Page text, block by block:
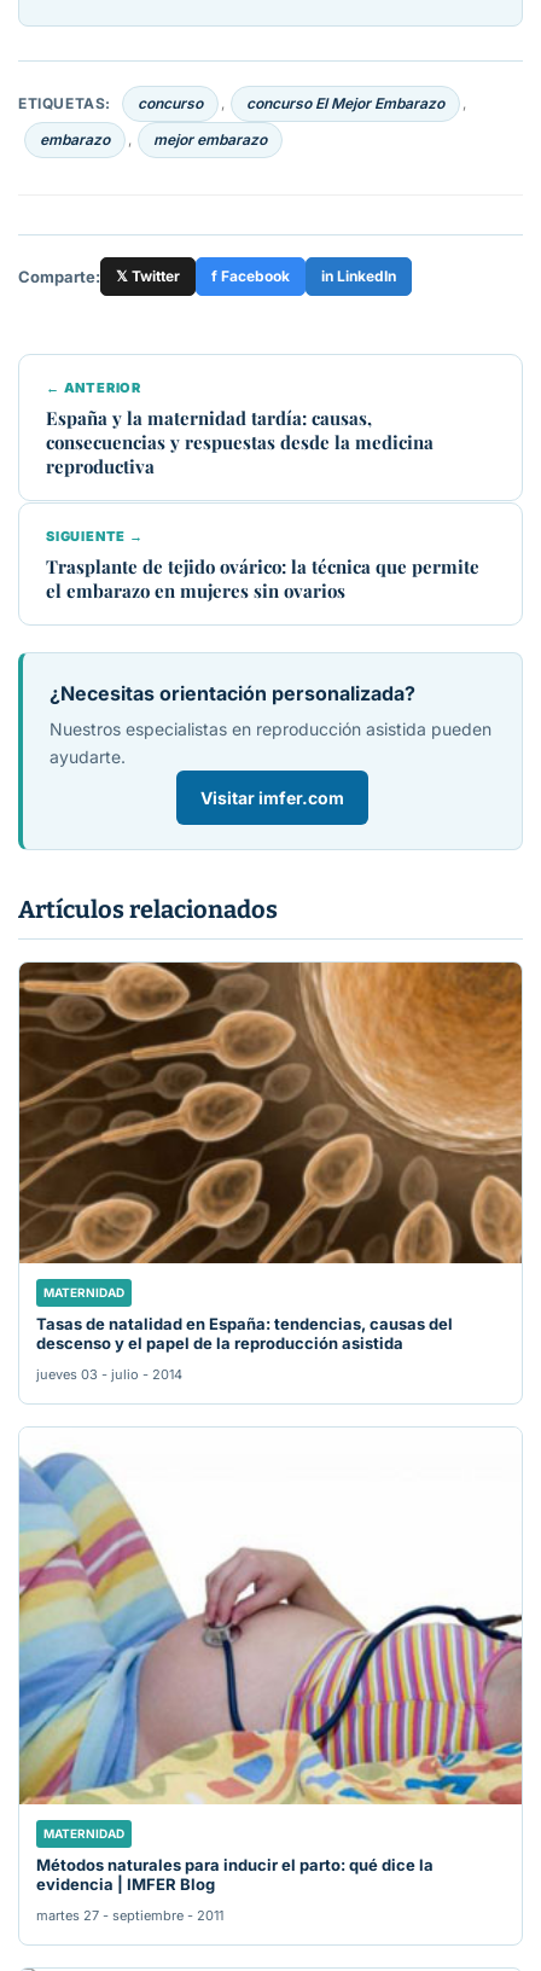
ETIQUETAS: concurso , concurso El Mejor Embarazo ,
embarazo , mejor embarazo
Comparte: 𝕏 Twitter f Facebook in LinkedIn
← ANTERIOR
España y la maternidad tardía: causas,
consecuencias y respuestas desde la medicina
reproductiva
SIGUIENTE →
Trasplante de tejido ovárico: la técnica que permite
el embarazo en mujeres sin ovarios
¿Necesitas orientación personalizada?
Nuestros especialistas en reproducción asistida pueden
ayudarte.
Visitar imfer.com
Artículos relacionados
MATERNIDAD
Tasas de natalidad en España: tendencias, causas del
descenso y el papel de la reproducción asistida
jueves 03 - julio - 2014
MATERNIDAD
Métodos naturales para inducir el parto: qué dice la
evidencia | IMFER Blog
martes 27 - septiembre - 2011